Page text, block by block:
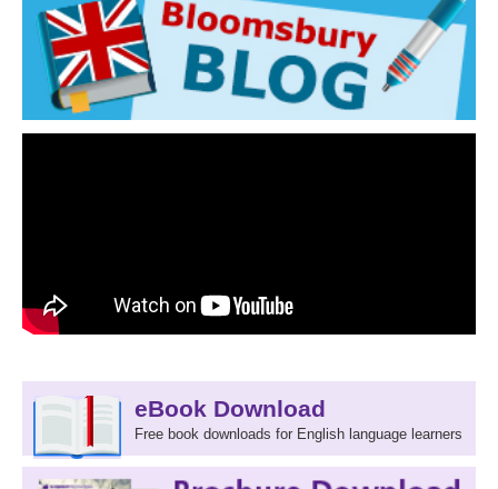
eBook Download
Free book downloads for English language learners